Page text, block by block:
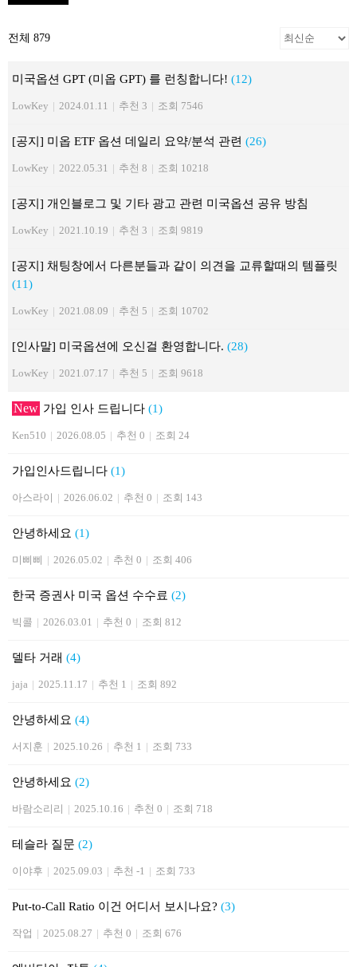
전체 879
미국옵션 GPT (미옵 GPT) 를 런칭합니다! (12)
LowKey | 2024.01.11 | 추천 3 | 조회 7546
[공지] 미옵 ETF 옵션 데일리 요약/분석 관련 (26)
LowKey | 2022.05.31 | 추천 8 | 조회 10218
[공지] 개인블로그 및 기타 광고 관련 미국옵션 공유 방침
LowKey | 2021.10.19 | 추천 3 | 조회 9819
[공지] 채팅창에서 다른분들과 같이 의견을 교류할때의 템플릿
(11)
LowKey | 2021.08.09 | 추천 5 | 조회 10702
[인사말] 미국옵션에 오신걸 환영합니다. (28)
LowKey | 2021.07.17 | 추천 5 | 조회 9618
New 가입 인사 드립니다 (1)
Ken510 | 2026.08.05 | 추천 0 | 조회 24
가입인사드립니다 (1)
아스라이 | 2026.06.02 | 추천 0 | 조회 143
안녕하세요 (1)
미삐삐 | 2026.05.02 | 추천 0 | 조회 406
한국 증권사 미국 옵션 수수료 (2)
빅콜 | 2026.03.01 | 추천 0 | 조회 812
델타 거래 (4)
jaja | 2025.11.17 | 추천 1 | 조회 892
안녕하세요 (4)
서지훈 | 2025.10.26 | 추천 1 | 조회 733
안녕하세요 (2)
바람소리리 | 2025.10.16 | 추천 0 | 조회 718
테슬라 질문 (2)
이야후 | 2025.09.03 | 추천 -1 | 조회 733
Put-to-Call Ratio 이건 어디서 보시나요? (3)
작업 | 2025.08.27 | 추천 0 | 조회 676